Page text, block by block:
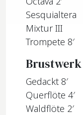
Sesquialtera
Mixtur III
Trompete 8′
Brustwerk
Gedackt 8′
Querflöte 4′
Waldflöte 2′